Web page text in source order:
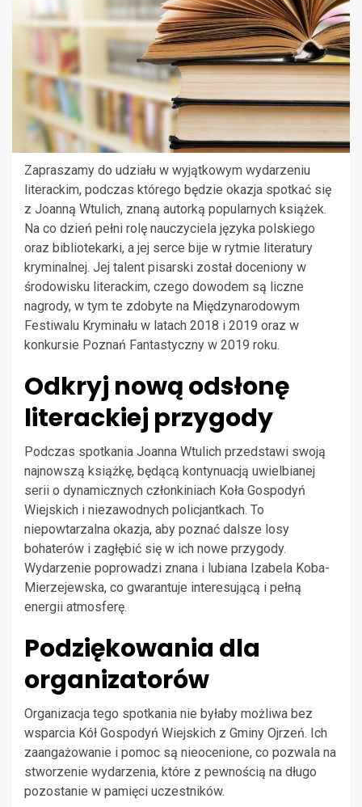
Zapraszamy do udziału w wyjątkowym wydarzeniu
literackim, podczas którego będzie okazja spotkać się
z Joanną Wtulich, znaną autorką popularnych książek.
Na co dzień pełni rolę nauczyciela języka polskiego
oraz bibliotekarki, a jej serce bije w rytmie literatury
kryminalnej. Jej talent pisarski został doceniony w
środowisku literackim, czego dowodem są liczne
nagrody, w tym te zdobyte na Międzynarodowym
Festiwalu Kryminału w latach 2018 i 2019 oraz w
konkursie Poznań Fantastyczny w 2019 roku.
Odkryj nową odsłonę
literackiej przygody
Podczas spotkania Joanna Wtulich przedstawi swoją
najnowszą książkę, będącą kontynuacją uwielbianej
serii o dynamicznych członkiniach Koła Gospodyń
Wiejskich i niezawodnych policjantkach. To
niepowtarzalna okazja, aby poznać dalsze losy
bohaterów i zagłębić się w ich nowe przygody.
Wydarzenie poprowadzi znana i lubiana Izabela Koba-
Mierzejewska, co gwarantuje interesującą i pełną
energii atmosferę.
Podziękowania dla
organizatorów
Organizacja tego spotkania nie byłaby możliwa bez
wsparcia Kół Gospodyń Wiejskich z Gminy Ojrzeń. Ich
zaangażowanie i pomoc są nieocenione, co pozwala na
stworzenie wydarzenia, które z pewnością na długo
pozostanie w pamięci uczestników.